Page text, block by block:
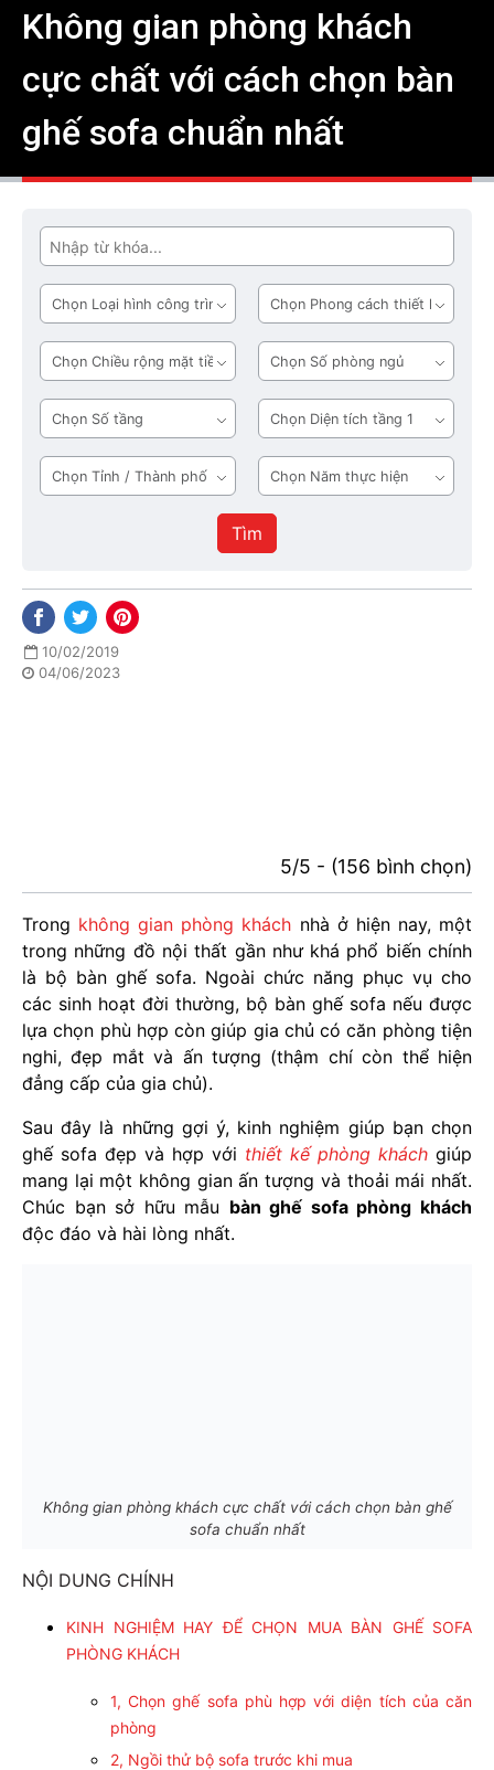
Không gian phòng khách
cực chất với cách chọn bàn
ghế sofa chuẩn nhất
Tìm
Loại
hình
công
trình
Phong
cách
thiết
kế
Chiều
rộng
mặt
tiền
Số
phòng
ngủ
Số
tầng
Diện
tích
tầng
1
Tỉnh
/
Năm
thực
hiện
Tìm
10/02/2019
04/06/2023
5/5 - (156 bình chọn)
Trong không gian phòng khách nhà ở hiện nay, một
trong những đồ nội thất gần như khá phổ biến chính
là bộ bàn ghế sofa. Ngoài chức năng phục vụ cho
các sinh hoạt đời thường, bộ bàn ghế sofa nếu được
lựa chọn phù hợp còn giúp gia chủ có căn phòng tiện
nghi, đẹp mắt và ấn tượng (thậm chí còn thể hiện
đẳng cấp của gia chủ).
Sau đây là những gợi ý, kinh nghiệm giúp bạn chọn
ghế sofa đẹp và hợp với thiết kế phòng khách giúp
mang lại một không gian ấn tượng và thoải mái nhất.
Chúc bạn sở hữu mẫu bàn ghế sofa phòng khách
độc đáo và hài lòng nhất.
Không gian phòng khách cực chất với cách chọn bàn ghế
sofa chuẩn nhất
NỘI DUNG CHÍNH
KINH NGHIỆM HAY ĐỂ CHỌN MUA BÀN GHẾ SOFA
PHÒNG KHÁCH
1, Chọn ghế sofa phù hợp với diện tích của căn
phòng
2, Ngồi thử bộ sofa trước khi mua